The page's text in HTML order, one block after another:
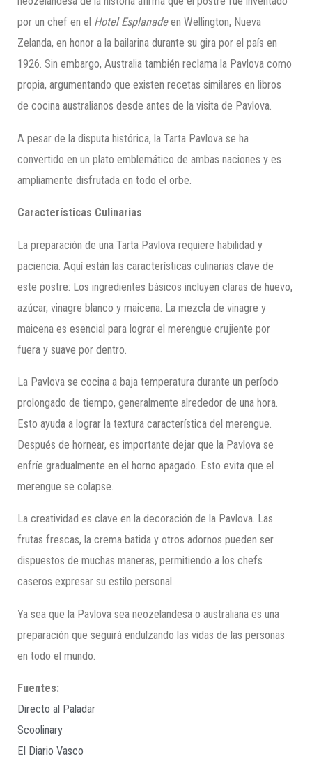
por un chef en el Hotel Esplanadeen Wellington, Nueva
Zelanda, en honor a la bailarina durante su gira por el país en
1926. Sin embargo, Australia también reclama la Pavlova como
propia, argumentando que existen recetas similares en libros
de cocina australianos desde antes de la visita de Pavlova.
A pesar de la disputa histórica, la Tarta Pavlova se ha
convertido en un plato emblemático de ambas naciones y es
ampliamente disfrutada en todo el orbe.
Características Culinarias
La preparación de una Tarta Pavlova requiere habilidad y
paciencia. Aquí están las características culinarias clave de
este postre: Los ingredientes básicos incluyen claras de huevo,
azúcar, vinagre blanco y maicena. La mezcla de vinagre y
maicena es esencial para lograr el merengue crujiente por
fuera y suave por dentro.
La Pavlova se cocina a baja temperatura durante un período
prolongado de tiempo, generalmente alrededor de una hora.
Esto ayuda a lograr la textura característica del merengue.
Después de hornear, es importante dejar que la Pavlova se
enfríe gradualmente en el horno apagado. Esto evita que el
merengue se colapse.
La creatividad es clave en la decoración de la Pavlova. Las
frutas frescas, la crema batida y otros adornos pueden ser
dispuestos de muchas maneras, permitiendo a los chefs
caseros expresar su estilo personal.
Ya sea que la Pavlova sea neozelandesa o australiana es una
preparación que seguirá endulzando las vidas de las personas
en todo el mundo.
Fuentes:
Directo al Paladar
Scoolinary
El Diario Vasco